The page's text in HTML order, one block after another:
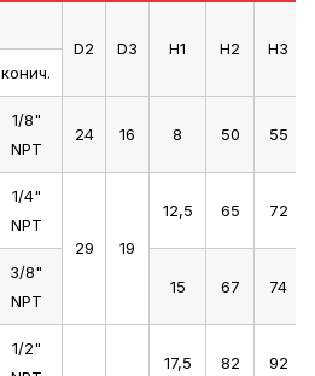
D2
D3 H1 H2
H3
конич.
1/8"
NPT
24 16 8 50 55
1/4"
NPT
29
19
12,5 65 72
3/8"
NPT
15 67 74
1/2"
17,5 82 92